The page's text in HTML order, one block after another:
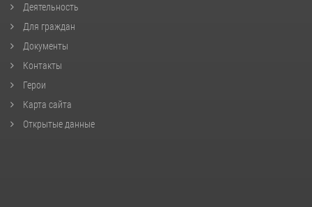
Деятельность
Для граждан
Документы
Контакты
Герои
Карта сайта
Открытые данные